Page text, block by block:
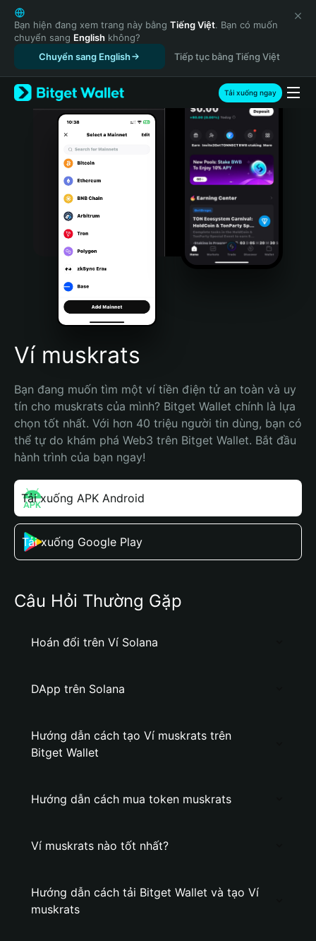
English
日本語
Tiếng Việt
Русский
Español (Latinoamérica)
Türkçe
Italiano
Português (Portugal)
Bahasa Indonesia
Português (Brasil)
Español (Argentina)
Bạn hiện đang xem trang này bằng Tiếng Việt. Bạn có muốn
chuyển sang English không?
Chuyển sang English
Tiếp tục bằng Tiếng Việt
Tải xuống ngay
Ví muskrats
Bạn đang muốn tìm một ví tiền điện tử an toàn và uy
tín cho muskrats của mình? Bitget Wallet chính là lựa
chọn tốt nhất. Với hơn 40 triệu người tin dùng, bạn có
thể tự do khám phá Web3 trên Bitget Wallet. Bắt đầu
hành trình của bạn ngay!
Tải xuống APK Android
Tải xuống Google Play
Câu Hỏi Thường Gặp
Hoán đổi trên Ví Solana
DApp trên Solana
Hướng dẫn cách tạo Ví muskrats trên
Bitget Wallet
Hướng dẫn cách mua token muskrats
Ví muskrats nào tốt nhất?
Hướng dẫn cách tải Bitget Wallet và tạo Ví
muskrats